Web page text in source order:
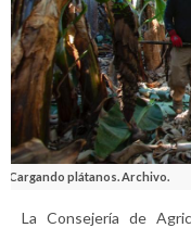
Cargando plátanos. Archivo.
La Consejería de